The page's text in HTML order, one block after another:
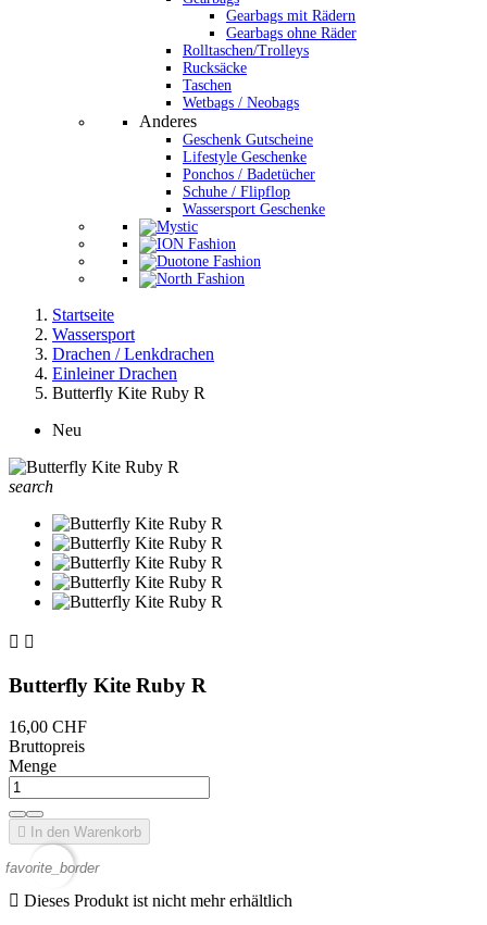
Gearbags mit Rädern
Gearbags ohne Räder
Rolltaschen/Trolleys
Rucksäcke
Taschen
Wetbags / Neobags
Anderes
Geschenk Gutscheine
Lifestyle Geschenke
Ponchos / Badetücher
Schuhe / Flipflop
Wassersport Geschenke
Startseite
Wassersport
Drachen / Lenkdrachen
Einleiner Drachen
Butterfly Kite Ruby R
Neu
search
 
Butterfly Kite Ruby R
16,00 CHF
Bruttopreis
Menge
 In den Warenkorb
favorite_border
 Dieses Produkt ist nicht mehr erhältlich